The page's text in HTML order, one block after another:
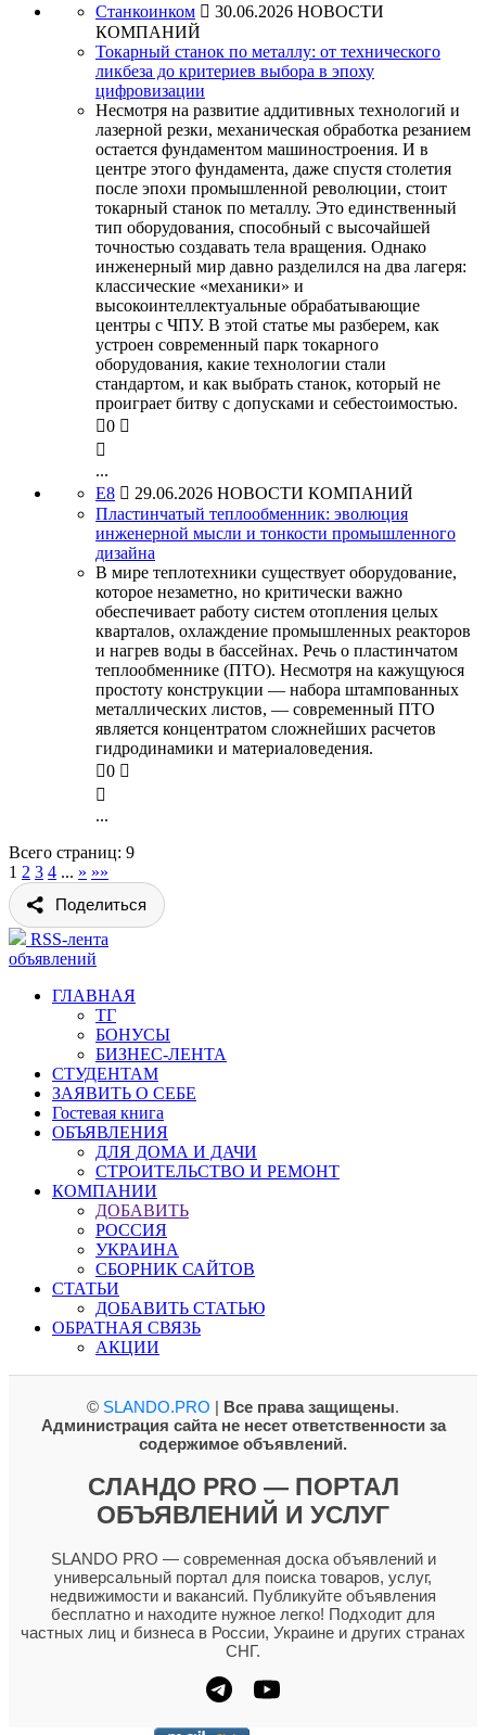
Станкоинком  30.06.2026 НОВОСТИ
КОМПАНИЙ
Токарный станок по металлу: от технического
ликбеза до критериев выбора в эпоху
цифровизации
Несмотря на развитие аддитивных технологий и
лазерной резки, механическая обработка резанием
остается фундаментом машиностроения. И в
центре этого фундамента, даже спустя столетия
после эпохи промышленной революции, стоит
токарный станок по металлу. Это единственный
тип оборудования, способный с высочайшей
точностью создавать тела вращения. Однако
инженерный мир давно разделился на два лагеря:
классические «механики» и
высокоинтеллектуальные обрабатывающие
центры с ЧПУ. В этой статье мы разберем, как
устроен современный парк токарного
оборудования, какие технологии стали
стандартом, и как выбрать станок, который не
проиграет битву с допусками и себестоимостью.
0 

...
Е8  29.06.2026 НОВОСТИ КОМПАНИЙ
Пластинчатый теплообменник: эволюция
инженерной мысли и тонкости промышленного
дизайна
В мире теплотехники существует оборудование,
которое незаметно, но критически важно
обеспечивает работу систем отопления целых
кварталов, охлаждение промышленных реакторов
и нагрев воды в бассейнах. Речь о пластинчатом
теплообменнике (ПТО). Несмотря на кажущуюся
простоту конструкции — набора штампованных
металлических листов, — современный ПТО
является концентратом сложнейших расчетов
гидродинамики и материаловедения.
0 

...
Всего страниц: 9
1 2 3 4 ... » »»
Поделиться
RSS-лента
объявлений
ГЛАВНАЯ
ТГ
БОНУСЫ
БИЗНЕС-ЛЕНТА
СТУДЕНТАМ
ЗАЯВИТЬ О СЕБЕ
Гостевая книга
ОБЪЯВЛЕНИЯ
ДЛЯ ДОМА И ДАЧИ
СТРОИТЕЛЬСТВО И РЕМОНТ
КОМПАНИИ
ДОБАВИТЬ
РОССИЯ
УКРАИНА
СБОРНИК САЙТОВ
СТАТЬИ
ДОБАВИТЬ СТАТЬЮ
ОБРАТНАЯ СВЯЗЬ
АКЦИИ
© SLANDO.PRO | Все права защищены.
Администрация сайта не несет ответственности за
содержимое объявлений.
СЛАНДО PRO — ПОРТАЛ
ОБЪЯВЛЕНИЙ И УСЛУГ
SLANDO PRO — современная доска объявлений и
универсальный портал для поиска товаров, услуг,
недвижимости и вакансий. Публикуйте объявления
бесплатно и находите нужное легко! Подходит для
частных лиц и бизнеса в России, Украине и других странах
СНГ.